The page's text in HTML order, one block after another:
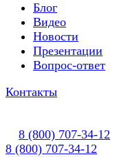
Блог
Видео
Новости
Презентации
Вопрос-ответ
Контакты
8 (800) 707-34-12
8 (800) 707-34-12